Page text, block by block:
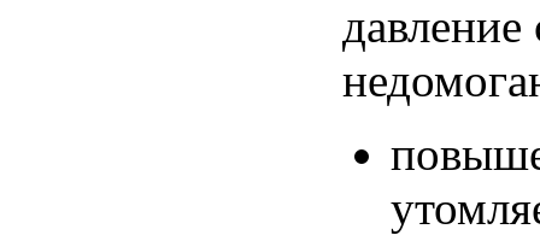
давление